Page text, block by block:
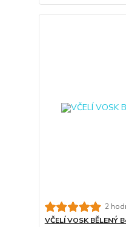
2
VČELÍ VOSK BĚLENÝ